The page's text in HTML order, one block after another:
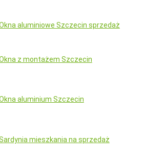
aluminiowe Szczecin sprzedaż
z montażem Szczecin
aluminium Szczecin
mieszkania na sprzedaż